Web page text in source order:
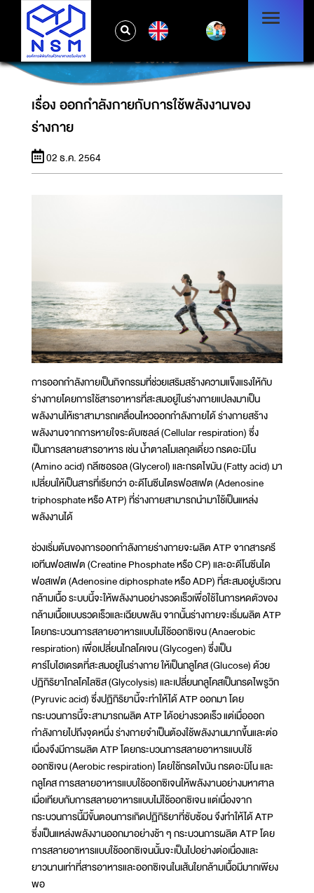
เรื่อง ออกกำลังกายกับการใช้พลังงานของ
ร่างกาย
เรื่อง ออกกำลังกายกับการใช้พลังงานของ
ร่างกาย
02 ธ.ค. 2564
การออกกำลังกายเป็นกิจกรรมที่ช่วยเสริมสร้างความแข็งแรงให้กับ
ร่างกายโดยการใช้สารอาหารที่สะสมอยู่ในร่างกายแปลงมาเป็น
พลังงานให้เราสามารถเคลื่อนไหวออกกำลังกายได้ ร่างกายสร้าง
พลังงานจากการหายใจระดับเซลล์ (Cellular respiration) ซึ่ง
เป็นการสลายสารอาหาร เช่น น้ำตาลโมเลกุลเดี่ยว กรดอะมิโน
(Amino acid) กลีเซอรอล (Glycerol) และกรดไขมัน (Fatty acid) มา
เปลี่ยนให้เป็นสารที่เรียกว่า อะดีโนซีนไตรฟอสเฟต (Adenosine
triphosphate หรือ ATP) ที่ร่างกายสามารถนำมาใช้เป็นแหล่ง
พลังงานได้
ช่วงเริ่มต้นของการออกกำลังกายร่างกายจะผลิต ATP จากสารครี
เอทีนฟอสเฟต (Creatine Phosphate หรือ CP) และอะดีโนซีนได
ฟอสเฟต (Adenosine diphosphate หรือ ADP) ที่สะสมอยู่บริเวณ
กล้ามเนื้อ ระบบนี้จะให้พลังงานอย่างรวดเร็วเพื่อใช้ในการหดตัวของ
กล้ามเนื้อแบบรวดเร็วและเฉียบพลัน จากนั้นร่างกายจะเริ่มผลิต ATP
โดยกระบวนการสลายอาหารแบบไม่ใช้ออกซิเจน (Anaerobic
respiration) เพื่อเปลี่ยนไกลโคเจน (Glycogen) ซึ่งเป็น
คาร์โบไฮเดรตที่สะสมอยู่ในร่างกาย ให้เป็นกลูโคส (Glucose) ด้วย
ปฏิกิริยาไกลโคไลซิส (Glycolysis) และเปลี่ยนกลูโคสเป็นกรดไพรูวิก
(Pyruvic acid) ซึ่งปฏิกิริยานี้จะทำให้ได้ ATP ออกมา โดย
กระบวนการนี้จะสามารถผลิต ATP ได้อย่างรวดเร็ว แต่เมื่อออก
กำลังกายไปถึงจุดหนึ่ง ร่างกายจำเป็นต้องใช้พลังงานมากขึ้นและต่อ
เนื่องจึงมีการผลิต ATP โดยกระบวนการสลายอาหารแบบใช้
ออกซิเจน (Aerobic respiration) โดยใช้กรดไขมัน กรดอะมิโน และ
กลูโคส การสลายอาหารแบบใช้ออกซิเจนให้พลังงานอย่างมหาศาล
เมื่อเทียบกับการสลายอาหารแบบไม่ใช้ออกซิเจน แต่เนื่องจาก
กระบวนการนี้มีขั้นตอนการเกิดปฏิกิริยาที่ซับซ้อน จึงทำให้ได้ ATP
ซึ่งเป็นแหล่งพลังงานออกมาอย่างช้า ๆ กระบวนการผลิต ATP โดย
การสลายอาหารแบบใช้ออกซิเจนนั้นจะเป็นไปอย่างต่อเนื่องและ
ยาวนานเท่าที่สารอาหารและออกซิเจนในเส้นใยกล้ามเนื้อมีมากเพียง
พอ